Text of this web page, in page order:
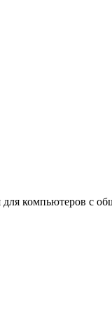
для компьютеров с